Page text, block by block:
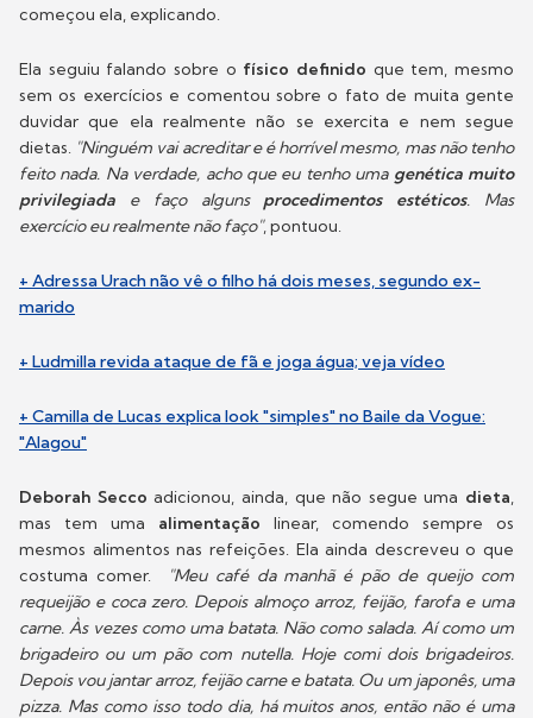
começou ela, explicando.
Ela seguiu falando sobre o físico definido que tem, mesmo
sem os exercícios e comentou sobre o fato de muita gente
duvidar que ela realmente não se exercita e nem segue
dietas. "Ninguém vai acreditar e é horrível mesmo, mas não tenho
feito nada. Na verdade, acho que eu tenho uma genética muito
privilegiada e faço alguns procedimentos estéticos. Mas
exercício eu realmente não faço", pontuou.
+ Adressa Urach não vê o filho há dois meses, segundo ex-
marido
+ Ludmilla revida ataque de fã e joga água; veja vídeo
+ Camilla de Lucas explica look "simples" no Baile da Vogue:
"Alagou"
Deborah Secco adicionou, ainda, que não segue uma dieta,
mas tem uma alimentação linear, comendo sempre os
mesmos alimentos nas refeições. Ela ainda descreveu o que
costuma comer.
"Meu café da manhã é pão de queijo com
requeijão e coca zero. Depois almoço arroz, feijão, farofa e uma
carne. Às vezes como uma batata. Não como salada. Aí como um
brigadeiro ou um pão com nutella. Hoje comi dois brigadeiros.
Depois vou jantar arroz, feijão carne e batata. Ou um japonês, uma
pizza. Mas como isso todo dia, há muitos anos, então não é uma